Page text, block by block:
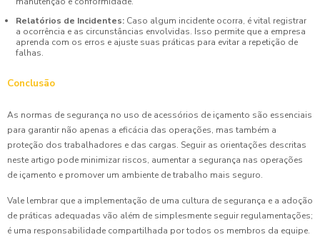
Relatórios de Incidentes: Caso algum incidente ocorra, é vital registrar
a ocorrência e as circunstâncias envolvidas. Isso permite que a empresa
aprenda com os erros e ajuste suas práticas para evitar a repetição de
falhas.
Conclusão
As normas de segurança no uso de acessórios de içamento são essenciais
para garantir não apenas a eficácia das operações, mas também a
proteção dos trabalhadores e das cargas. Seguir as orientações descritas
neste artigo pode minimizar riscos, aumentar a segurança nas operações
de içamento e promover um ambiente de trabalho mais seguro.
Vale lembrar que a implementação de uma cultura de segurança e a adoção
de práticas adequadas vão além de simplesmente seguir regulamentações;
é uma responsabilidade compartilhada por todos os membros da equipe.